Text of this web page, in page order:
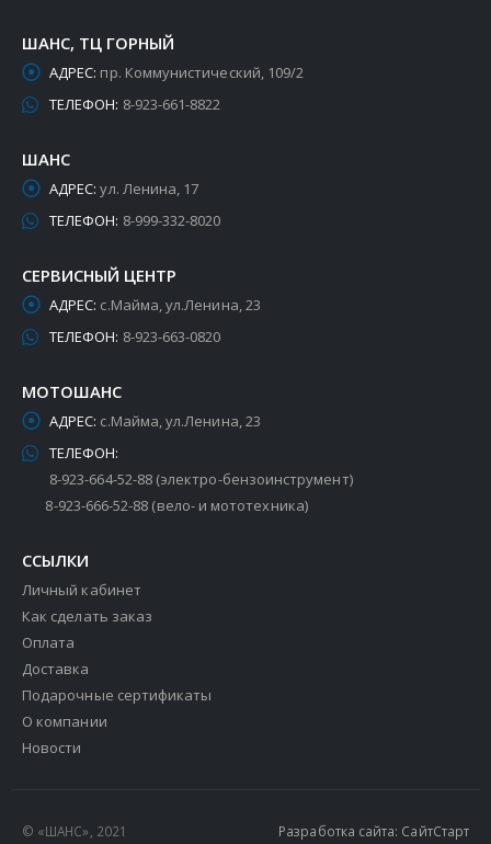
ШАНС, ТЦ ГОРНЫЙ
АДРЕС: пр. Коммунистический, 109/2
ТЕЛЕФОН: 8-923-661-8822
ШАНС
АДРЕС: ул. Ленина, 17
ТЕЛЕФОН: 8-999-332-8020
СЕРВИСНЫЙ ЦЕНТР
АДРЕС: с.Майма, ул.Ленина, 23
ТЕЛЕФОН: 8-923-663-0820
МОТОШАНС
АДРЕС: с.Майма, ул.Ленина, 23
ТЕЛЕФОН:
8-923-664-52-88 (электро-бензоинструмент)
8-923-666-52-88 (вело- и мототехника)
ССЫЛКИ
Личный кабинет
Как сделать заказ
Оплата
Доставка
Подарочные сертификаты
О компании
Новости
© «ШАНС», 2021 Разработка сайта: СайтСтарт